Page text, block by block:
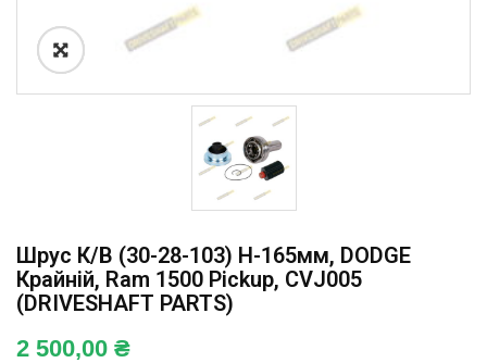
Шрус К/в (30-28-103) H-165мм, DODGE
Крайній, Ram 1500 Pickup, CVJ005
(DRIVESHAFT PARTS)
2 500,00 ₴